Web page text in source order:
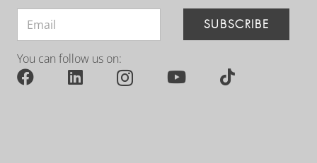
SUBSCRIBE
You can follow us on: